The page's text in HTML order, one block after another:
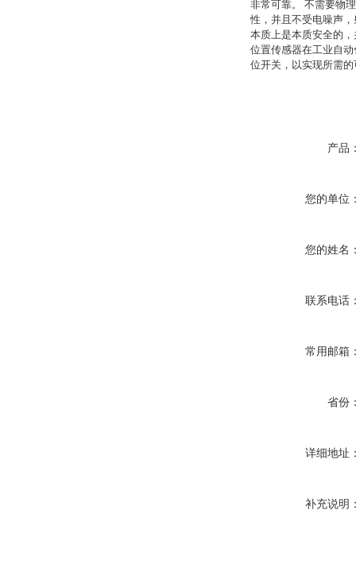
非常可靠。
不需要物
性，并且不受电噪声
本质上是本质安全的
位置传感器在工业自
位开关 ，以实现所需
产品
您的单位
您的姓名
联系电话
常用邮箱
省份
详细地址
补充说明